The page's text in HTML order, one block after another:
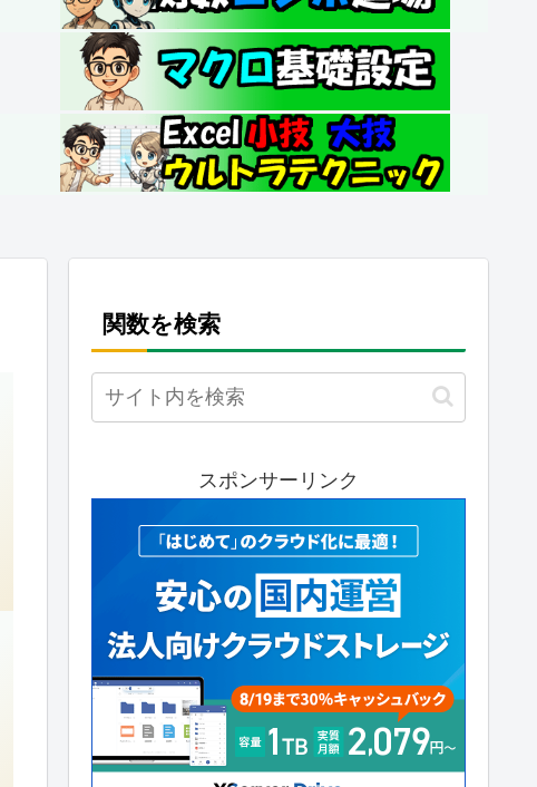
関数を検索
スポンサーリンク